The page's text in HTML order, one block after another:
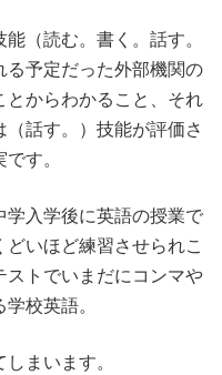
（読む。書く。話す。
る予定だった外部機関の
からわかること、それ
話す。）技能が評価さ
す。
入学後に英語の授業で
いほど練習させられこ
ストでいまだにコンマや
校英語。
まいます。